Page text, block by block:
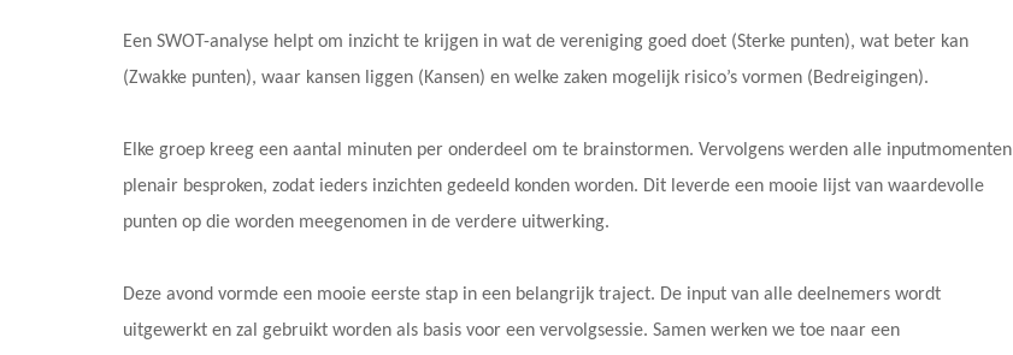
Een SWOT-analyse helpt om inzicht te krijgen in wat de vereniging goed doet (Sterke punten), wat beter kan
(Zwakke punten), waar kansen liggen (Kansen) en welke zaken mogelijk risico’s vormen (Bedreigingen).
Elke groep kreeg een aantal minuten per onderdeel om te brainstormen. Vervolgens werden alle inputmomenten
plenair besproken, zodat ieders inzichten gedeeld konden worden. Dit leverde een mooie lijst van waardevolle
punten op die worden meegenomen in de verdere uitwerking.
Deze avond vormde een mooie eerste stap in een belangrijk traject. De input van alle deelnemers wordt
uitgewerkt en zal gebruikt worden als basis voor een vervolgsessie. Samen werken we toe naar een